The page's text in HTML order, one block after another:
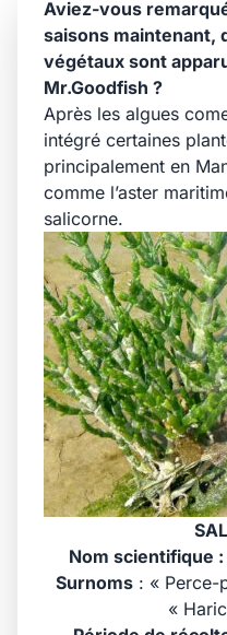
Aviez-vous
saisons maintenant,
végétaux sont
Mr.Goodfish ?
Après les algues
intégré certaines
principalement en
comme l’aster
salicorne.
Nom scientifique :
Surnoms : « Perce-
«